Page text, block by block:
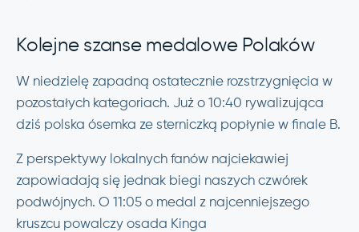
Kolejne szanse medalowe Polaków
W niedzielę zapadną ostatecznie rozstrzygnięcia w
pozostałych kategoriach. Już o 10:40 rywalizująca
dziś polska ósemka ze sterniczką popłynie w finale B.
Z perspektywy lokalnych fanów najciekawiej
zapowiadają się jednak biegi naszych czwórek
podwójnych. O 11:05 o medal z najcenniejszego
kruszcu powalczy osada Kinga